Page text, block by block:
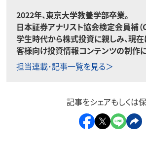
2022年、東京大学教養学部卒業。
日本証券アナリスト協会検定会員補（
学生時代から株式投資に親しみ、現
客様向け投資情報コンテンツの制作
担当連載･記事一覧を見る＞
記事をシェアもしくは